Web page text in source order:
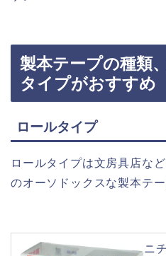
製本テープの種類
タイプがおすすめ
ロールタイプ
ロールタイプは文房具店な
のオーソドックスな製本テー
ニ